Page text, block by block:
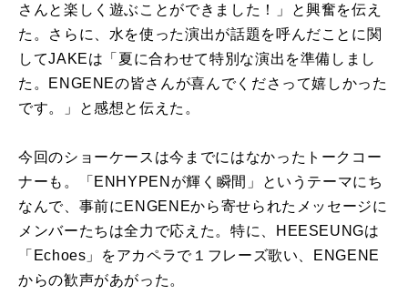
さんと楽しく遊ぶことができました！」と興奮を伝え
た。さらに、水を使った演出が話題を呼んだことに関
してJAKEは「夏に合わせて特別な演出を準備しまし
た。ENGENEの皆さんが喜んでくださって嬉しかった
です。」と感想と伝えた。
今回のショーケースは今までにはなかったトークコー
ナーも。「ENHYPENが輝く瞬間」というテーマにち
なんで、事前にENGENEから寄せられたメッセージに
メンバーたちは全力で応えた。特に、HEESEUNGは
「Echoes」をアカペラで１フレーズ歌い、ENGENE
からの歓声があがった。